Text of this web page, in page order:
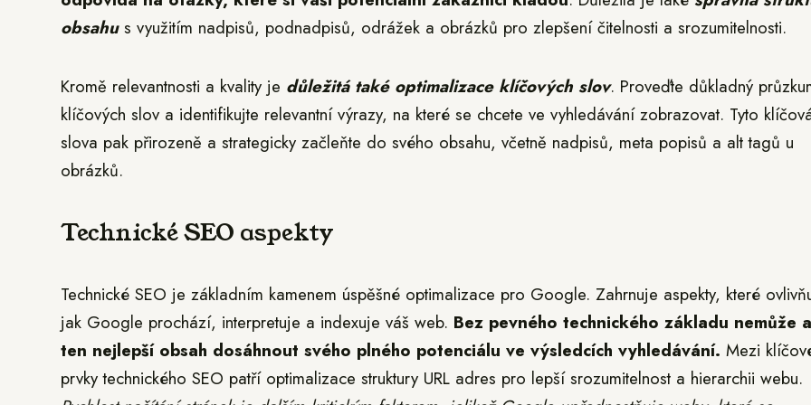
obsahus využitím nadpisů, podnadpisů, odrážek a obrázků pro zlepšení čitelnosti a srozumitelnosti.
Kromě relevantnosti a kvality je důležitá také optimalizace klíčových slov. Proveďte důkladný
klíčových slov a identifikujte relevantní výrazy, na které se chcete ve vyhledávání zobrazovat. Tyto
slova pak přirozeně a strategicky začleňte do svého obsahu, včetně nadpisů, meta popisů a alt tagů u
obrázků.
Technické SEO aspekty
Technické SEO je základním kamenem úspěšné optimalizace pro Google. Zahrnuje aspekty, které
jak Google prochází, interpretuje a indexuje váš web. Bez pevného technického základu nemůže
ten nejlepší obsah dosáhnout svého plného potenciálu ve výsledcích vyhledávání. Mezi
prvky technického SEO patří optimalizace struktury URL adres pro lepší srozumitelnost a hierarchii webu.